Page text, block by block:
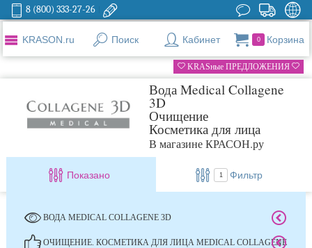
8 (800) 333-27-26
KRASON.ru Поиск Кабинет 0 Корзина
KRASные ПРЕДЛОЖЕНИЯ
Вода Medical Collagene
3D
Очищение
Косметика для лица
В магазине КРАСОН.ру
Показано 1 Фильтр
ВОДА MEDICAL COLLAGENE 3D
ОЧИЩЕНИЕ. КОСМЕТИКА ДЛЯ ЛИЦА MEDICAL COLLAGENE